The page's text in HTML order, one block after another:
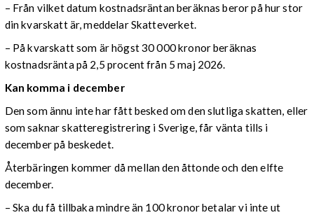
– Från vilket datum kostnadsräntan beräknas beror på hur stor
din kvarskatt är, meddelar Skatteverket.
– På kvarskatt som är högst 30 000 kronor beräknas
kostnadsränta på 2,5 procent från 5 maj 2026.
Kan komma i december
Den som ännu inte har fått besked om den slutliga skatten, eller
som saknar skatteregistrering i Sverige, får vänta tills i
december på beskedet.
Återbäringen kommer då mellan den åttonde och den elfte
december.
– Ska du få tillbaka mindre än 100 kronor betalar vi inte ut